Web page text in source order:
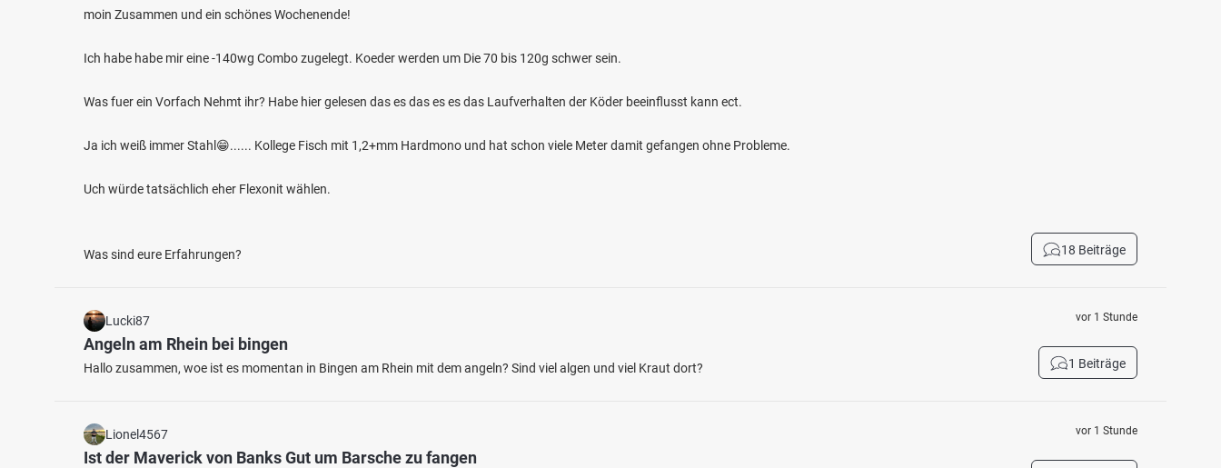
599 163 4.7
Fischarten: Regenbogenforelle, Goldforelle, Stör,
moin Zusammen und ein schönes Wochenende!
Ich habe habe mir eine -140wg Combo zugelegt. Koeder werden um Die 70 bis 120g schwer sein.
Was fuer ein Vorfach Nehmt ihr? Habe hier gelesen das es das es es das Laufverhalten der Köder beeinflusst kann ect.
Ja ich weiß immer Stahl😁...... Kollege Fisch mit 1,2+mm Hardmono und hat schon viele Meter damit gefangen ohne Probleme.
Uch würde tatsächlich eher Flexonit wählen.
Was sind eure Erfahrungen? 18 Beiträge
Lucki87
Angeln am Rhein bei bingen
Hallo zusammen, woe ist es momentan in Bingen am Rhein mit dem angeln? Sind viel algen und viel Kraut dort?
vor 1 Stunde
1 Beiträge
Lionel4567
Ist der Maverick von Banks Gut um Barsche zu fangen
vor 1 Stunde